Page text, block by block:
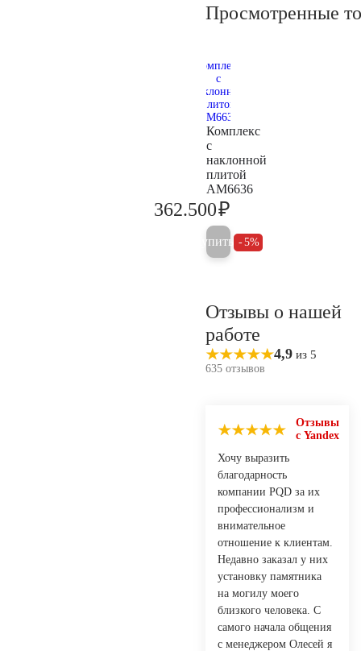
Просмотренные
Комплекс
с
наклонной
плитой
AM6636
362.500₽
Купить 5%
Отзывы о нашей
работе
4,9 из 5
635 отзывов
Отзывы
с Yandex
Хочу выразить
благодарность
компании PQD за их
профессионализм и
внимательное
отношение к клиентам.
Недавно заказал у них
установку памятника
на могилу моего
близкого человека. С
самого начала общения
с менеджером Олесей я